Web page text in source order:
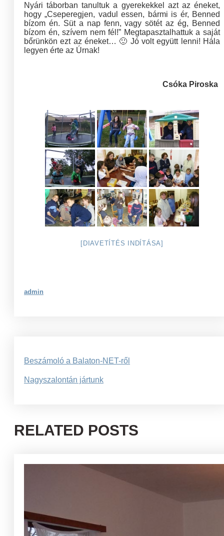
Nyári táborban tanultuk a gyerekekkel azt az éneket,
hogy „Cseperegjen, vadul essen, bármi is ér, Benned
bízom én. Süt a nap fenn, vagy sötét az ég, Benned
bízom én, szívem nem fél!” Megtapasztalhattuk a saját
bőrünkön ezt az éneket… 🙂 Jó volt együtt lenni! Hála
legyen érte az Úrnak!
Csóka Piroska
[DIAVETÍTÉS INDÍTÁSA]
admin
navigáció
Beszámoló a Balaton-NET-ről
Nagyszalontán jártunk
RELATED POSTS